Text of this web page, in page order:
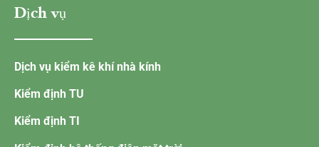
Dịch vụ
Dịch vụ kiểm kê khí nhà kính
Kiểm định TU
Kiểm định TI